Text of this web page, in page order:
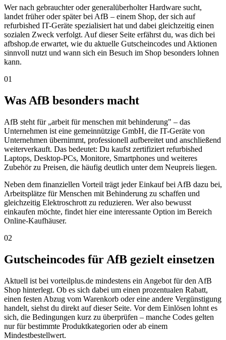
Wer nach gebrauchter oder generalüberholter Hardware sucht,
landet früher oder später bei AfB – einem Shop, der sich auf
refurbished IT-Geräte spezialisiert hat und dabei gleichzeitig einen
sozialen Zweck verfolgt. Auf dieser Seite erfährst du, was dich bei
afbshop.de erwartet, wie du aktuelle Gutscheincodes und Aktionen
sinnvoll nutzt und wann sich ein Besuch im Shop besonders lohnen
kann.
01
Was AfB besonders macht
AfB steht für „arbeit für menschen mit behinderung" – das
Unternehmen ist eine gemeinnützige GmbH, die IT-Geräte von
Unternehmen übernimmt, professionell aufbereitet und anschließend
weiterverkauft. Das bedeutet: Du kaufst zertifiziert refurbished
Laptops, Desktop-PCs, Monitore, Smartphones und weiteres
Zubehör zu Preisen, die häufig deutlich unter dem Neupreis liegen.
Neben dem finanziellen Vorteil trägt jeder Einkauf bei AfB dazu bei,
Arbeitsplätze für Menschen mit Behinderung zu schaffen und
gleichzeitig Elektroschrott zu reduzieren. Wer also bewusst
einkaufen möchte, findet hier eine interessante Option im Bereich
Online-Kaufhäuser.
02
Gutscheincodes für AfB gezielt einsetzen
Aktuell ist bei vorteilplus.de mindestens ein Angebot für den AfB
Shop hinterlegt. Ob es sich dabei um einen prozentualen Rabatt,
einen festen Abzug vom Warenkorb oder eine andere Vergünstigung
handelt, siehst du direkt auf dieser Seite. Vor dem Einlösen lohnt es
sich, die Bedingungen kurz zu überprüfen – manche Codes gelten
nur für bestimmte Produktkategorien oder ab einem
Mindestbestellwert.